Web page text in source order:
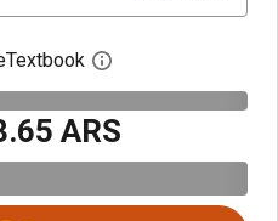
Abre el cuadro de
ARS